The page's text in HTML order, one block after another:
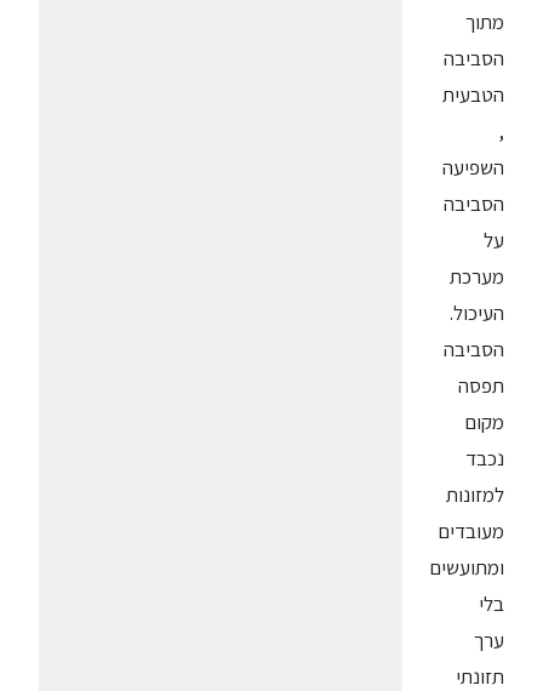
מתוך
הסביבה
הטבעית
,
השפיעה
הסביבה
על
מערכת
העיכול.
הסביבה
תפסה
מקום
נכבד
למזונות
מעובדים
ומתועשים
בלי
ערך
תזונתי